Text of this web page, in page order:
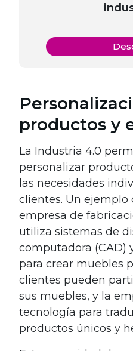
productos y
La Industria 4.0
personalizar
las necesidades
clientes. Un ejemplo
empresa de
utiliza sistemas de
computadora (CAD)
para crear muebles
clientes pueden
sus muebles, y la
tecnología para
productos únicos y